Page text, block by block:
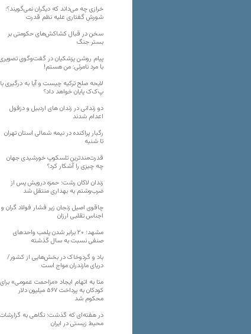
خرازی چه می‌داند که دیگران نمی‌گویند؟؛
شورشِ گفتاری علیه نظم قدرت
سخن در قبال کشاکش‌های حکومتی بر
بستر جنگ
پیام روشن پزشکیان در گفت‌و‌گوی تصویری
با مرد نامرئی: من هستم!
لایحه صلح ترکیه چیست و آیا به درگیری با
پ‌ک‌ک پایان خواهد داد؟
دو زندانی در زندان های اردبیل و دزفول
اعدام شدند
رگبار پراکنده در نیمه شمالی استان تهران
تا شنبه
قدرت‌مندترین تلسکوپ خورشیدی جهان
چه چیزی را آشکار کرد؟
زندان لاکان رشت؛ حمزه درویش پس از
ضرب‌وشتم به بهداری منتقل شد
چاقوی اصیل زنجان زیر فشار فولاد گران و
اجناس تقلبی ارزان
مشهد؛ ۲۰ برابر شدن پلمب واحدهای
صنفی نسبت به سال گذشته
باد و گردوخاک در بخش‌هایی از کشور/
دریای مازندران مواج است
متا به اتهام ایجاد «مزاحمت عمومی» برای
کودکان به پرداخت ۵۶۷ میلیون دلار
محکوم شد
در هفته‌ای که گذشت؛ نگاهی به گزارشات
محیط زیستی در ایران